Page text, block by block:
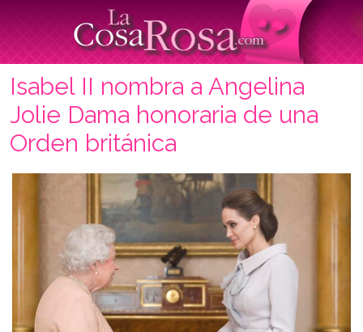
Isabel II nombra a Angelina
Jolie Dama honoraria de una
Orden británica